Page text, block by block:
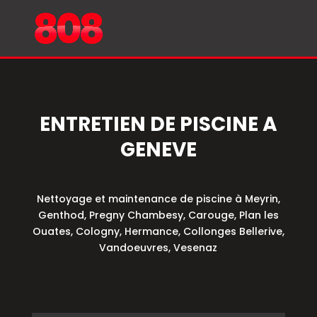
ENTRETIEN DE PISCINE A
GENEVE
Nettoyage et maintenance de piscine à Meyrin,
Genthod, Pregny Chambesy, Carouge, Plan les
Ouates, Cologny, Hermance, Collonges Bellerive,
Vandoeuvres, Vesenaz